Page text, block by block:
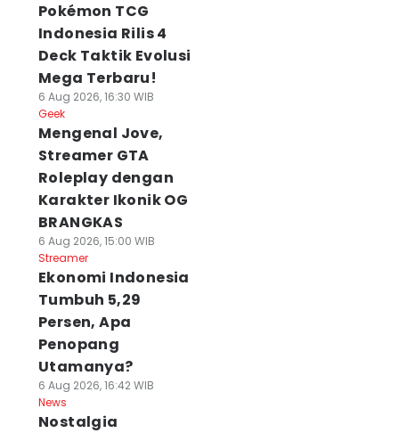
Pokémon TCG
Indonesia Rilis 4
Deck Taktik Evolusi
Mega Terbaru!
6 Aug 2026, 16:30 WIB
Geek
Mengenal Jove,
Streamer GTA
Roleplay dengan
Karakter Ikonik OG
BRANGKAS
6 Aug 2026, 15:00 WIB
Streamer
Ekonomi Indonesia
Tumbuh 5,29
Persen, Apa
Penopang
Utamanya?
6 Aug 2026, 16:42 WIB
News
Nostalgia